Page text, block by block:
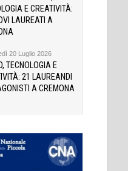
E CREATIVITÀ:
LAUREATI A
20 Luglio 2026
TECNOLOGIA E
21 LAUREANDI
A CREMONA